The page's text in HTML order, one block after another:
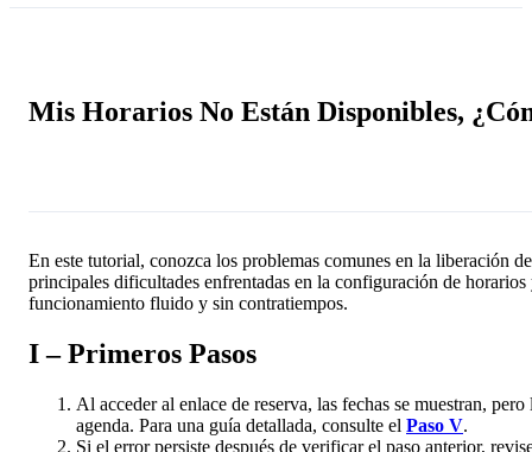
Mis Horarios No Están Disponibles,
En este tutorial, conozca los problemas comunes en la liberación
principales dificultades enfrentadas en la configuración de
funcionamiento fluido y sin contratiempos.
I – Primeros Pasos
Al acceder al enlace de reserva, las fechas se muestran,
agenda. Para una guía detallada, consulte el Paso V.
Si el error persiste después de verificar el paso anterior,